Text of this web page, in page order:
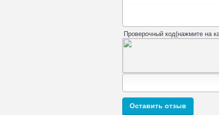
Проверочный код(нажмите на